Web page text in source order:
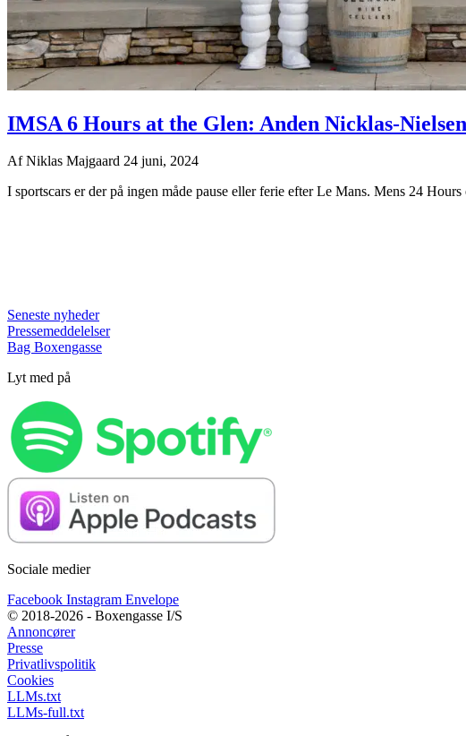
IMSA 6 Hours at the Glen: Anden Nicklas-
AfNiklas Majgaard 24 juni, 2024
I sportscars er der på ingen måde pause eller ferie efter Le Mans. Mens 24
Seneste nyheder
Pressemeddelelser
Bag Boxengasse
Lyt med på
Sociale medier
Facebook Instagram Envelope
© 2018-2026 - Boxengasse I/S
Annoncører
Presse
Privatlivspolitik
Cookies
LLMs.txt
LLMs-full.txt